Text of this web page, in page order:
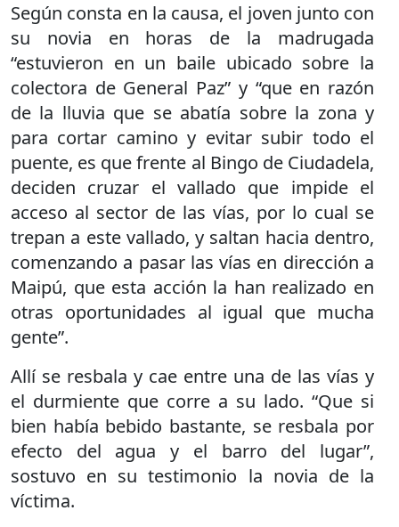
Según consta en la causa, el joven junto con
su novia en horas de la madrugada
“estuvieron en un baile ubicado sobre la
colectora de General Paz” y “que en razón
de la lluvia que se abatía sobre la zona y
para cortar camino y evitar subir todo el
puente, es que frente al Bingo de Ciudadela,
deciden cruzar el vallado que impide el
acceso al sector de las vías, por lo cual se
trepan a este vallado, y saltan hacia dentro,
comenzando a pasar las vías en dirección a
Maipú, que esta acción la han realizado en
otras oportunidades al igual que mucha
gente”.
Allí se resbala y cae entre una de las vías y
el durmiente que corre a su lado. “Que si
bien había bebido bastante, se resbala por
efecto del agua y el barro del lugar”,
sostuvo en su testimonio la novia de la
víctima.